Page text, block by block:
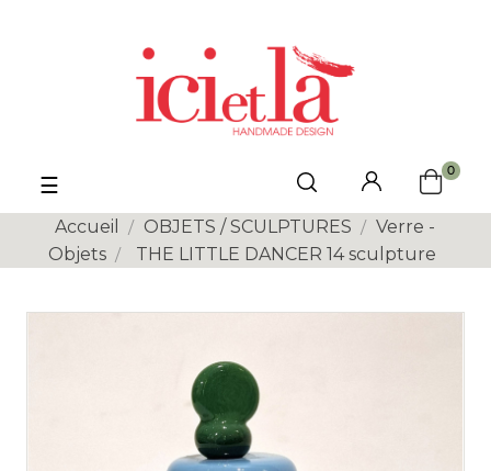
Basculer
la
navigation
☰
0
Accueil OBJETS / SCULPTURES
Verre -
Objets
THE LITTLE DANCER 14 sculpture